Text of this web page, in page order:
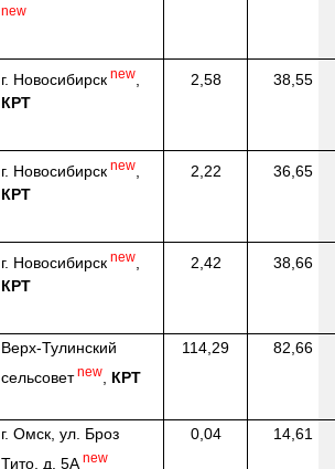
new
г. Новосибирск new
КРТ
2,58 38,55
г. Новосибирск new
КРТ
2,22 36,65
г. Новосибирск new
КРТ
2,42 38,66
Верх-Тулинский
сельсовет new КРТ
114,29 82,66
г. Омск, ул. Броз
Тито, д. 5А new
0,04 14,61